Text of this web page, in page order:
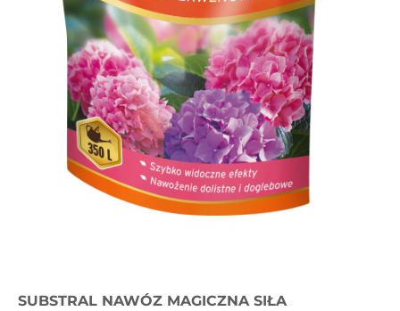
SUBSTRAL NAWÓZ MAGICZNA SIŁA